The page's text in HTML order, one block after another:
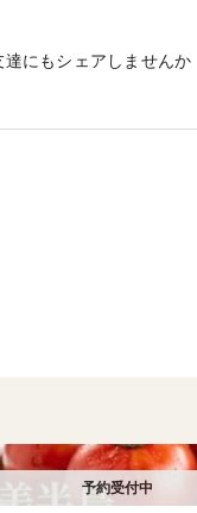
ぷり受けて育つ『桃
にもシェアしませんか